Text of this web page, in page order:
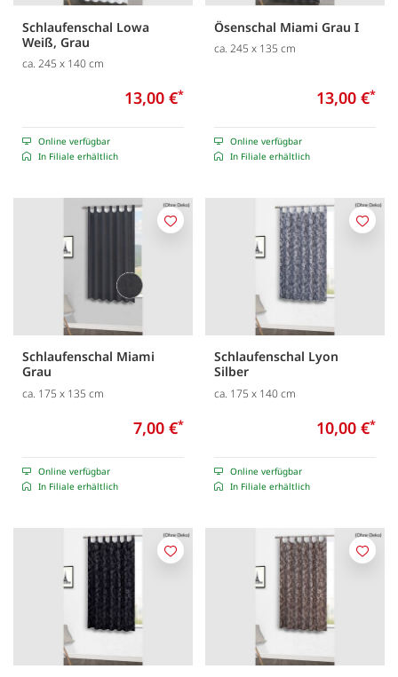
Schlaufenschal Lowa
Weiß, Grau
ca. 245 x 140 cm
13,00 €*
Online verfügbar
In Filiale erhältlich
Ösenschal Miami Grau I
ca. 245 x 135 cm
13,00 €*
Online verfügbar
In Filiale erhältlich
Schlaufenschal Miami
Grau
ca. 175 x 135 cm
7,00 €*
Online verfügbar
In Filiale erhältlich
Merken
Schlaufenschal Lyon
Silber
ca. 175 x 140 cm
10,00 €*
Online verfügbar
In Filiale erhältlich
Merken